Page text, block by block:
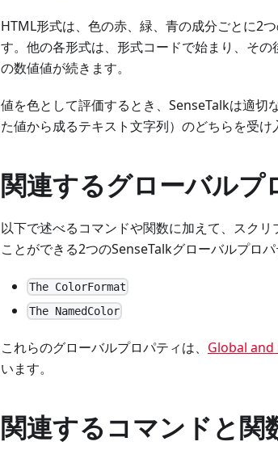
HTML形式は、色の赤、緑、青の成分ごとに2
す。他の各形式は、形式コードで始まり、そ
の数値値が続きます。
値を色として評価するとき、SenseTalkは適
た値から成るテキスト文字列）のどちらを受け
関連するグローバルプ
以下で述べるコマンドや関数に加えて、スク
ことができる2つのSenseTalkグローバルプロパ
The ColorFormat
The NamedColor
これらのグローバルプロパティは、 Global
います。
関連するコマンドと関